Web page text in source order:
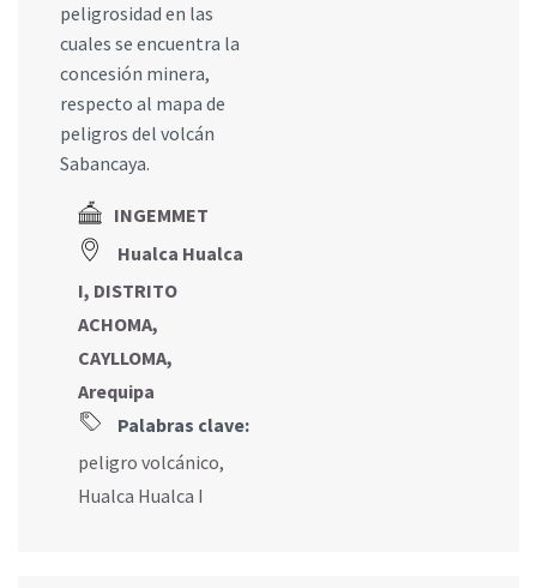
peligrosidad en las
cuales se encuentra la
concesión minera,
respecto al mapa de
peligros del volcán
Sabancaya.
INGEMMET
Hualca Hualca
I, DISTRITO
ACHOMA,
CAYLLOMA,
Arequipa
Palabras clave:
peligro volcánico,
Hualca Hualca I